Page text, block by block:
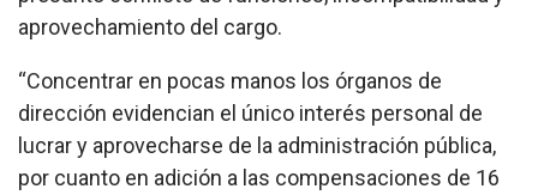
aprovechamiento del cargo.
“Concentrar en pocas manos los órganos de
dirección evidencian el único interés personal de
lucrar y aprovecharse de la administración pública,
por cuanto en adición a las compensaciones de 16